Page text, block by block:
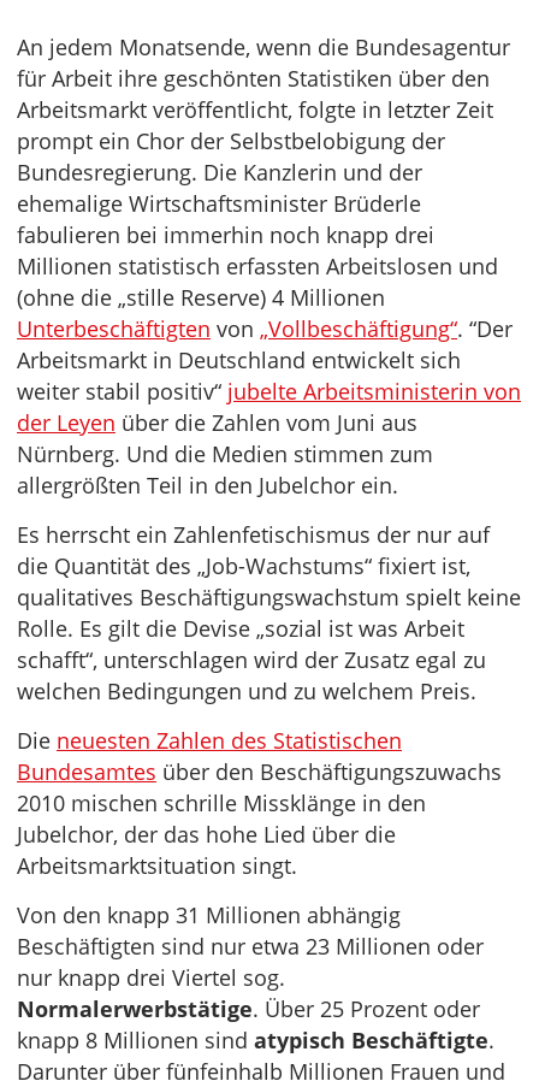
An jedem Monatsende, wenn die Bundesagentur
für Arbeit ihre geschönten Statistiken über den
Arbeitsmarkt veröffentlicht, folgte in letzter Zeit
prompt ein Chor der Selbstbelobigung der
Bundesregierung. Die Kanzlerin und der
ehemalige Wirtschaftsminister Brüderle
fabulieren bei immerhin noch knapp drei
Millionen statistisch erfassten Arbeitslosen und
(ohne die „stille Reserve) 4 Millionen
Unterbeschäftigten von „Vollbeschäftigung“. “Der
Arbeitsmarkt in Deutschland entwickelt sich
weiter stabil positiv“ jubelte Arbeitsministerin von
der Leyen über die Zahlen vom Juni aus
Nürnberg. Und die Medien stimmen zum
allergrößten Teil in den Jubelchor ein.
Es herrscht ein Zahlenfetischismus der nur auf
die Quantität des „Job-Wachstums“ fixiert ist,
qualitatives Beschäftigungswachstum spielt keine
Rolle. Es gilt die Devise „sozial ist was Arbeit
schafft“, unterschlagen wird der Zusatz egal zu
welchen Bedingungen und zu welchem Preis.
Die neuesten Zahlen des Statistischen
Bundesamtes über den Beschäftigungszuwachs
2010 mischen schrille Missklänge in den
Jubelchor, der das hohe Lied über die
Arbeitsmarktsituation singt.
Von den knapp 31 Millionen abhängig
Beschäftigten sind nur etwa 23 Millionen oder
nur knapp drei Viertel sog.
Normalerwerbstätige. Über 25 Prozent oder
knapp 8 Millionen sind atypisch Beschäftigte.
Darunter über fünfeinhalb Millionen Frauen und